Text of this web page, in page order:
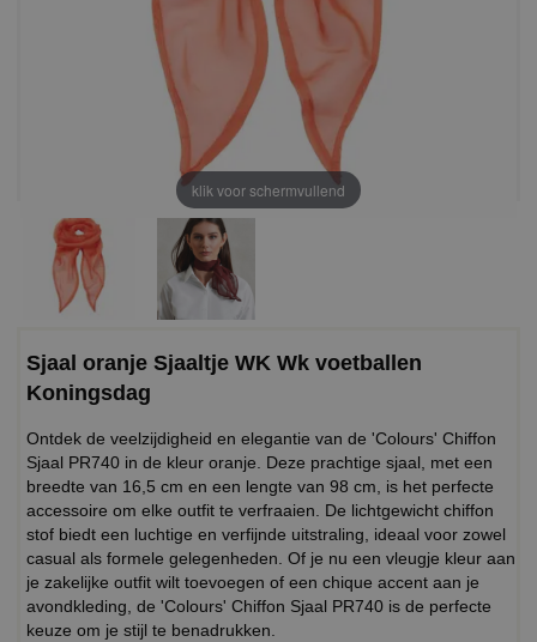
klik voor schermvullend
Sjaal oranje Sjaaltje WK Wk voetballen
Koningsdag
Ontdek de veelzijdigheid en elegantie van de 'Colours' Chiffon
Sjaal PR740 in de kleur oranje. Deze prachtige sjaal, met een
breedte van 16,5 cm en een lengte van 98 cm, is het perfecte
accessoire om elke outfit te verfraaien. De lichtgewicht chiffon
stof biedt een luchtige en verfijnde uitstraling, ideaal voor zowel
casual als formele gelegenheden. Of je nu een vleugje kleur aan
je zakelijke outfit wilt toevoegen of een chique accent aan je
avondkleding, de 'Colours' Chiffon Sjaal PR740 is de perfecte
keuze om je stijl te benadrukken.